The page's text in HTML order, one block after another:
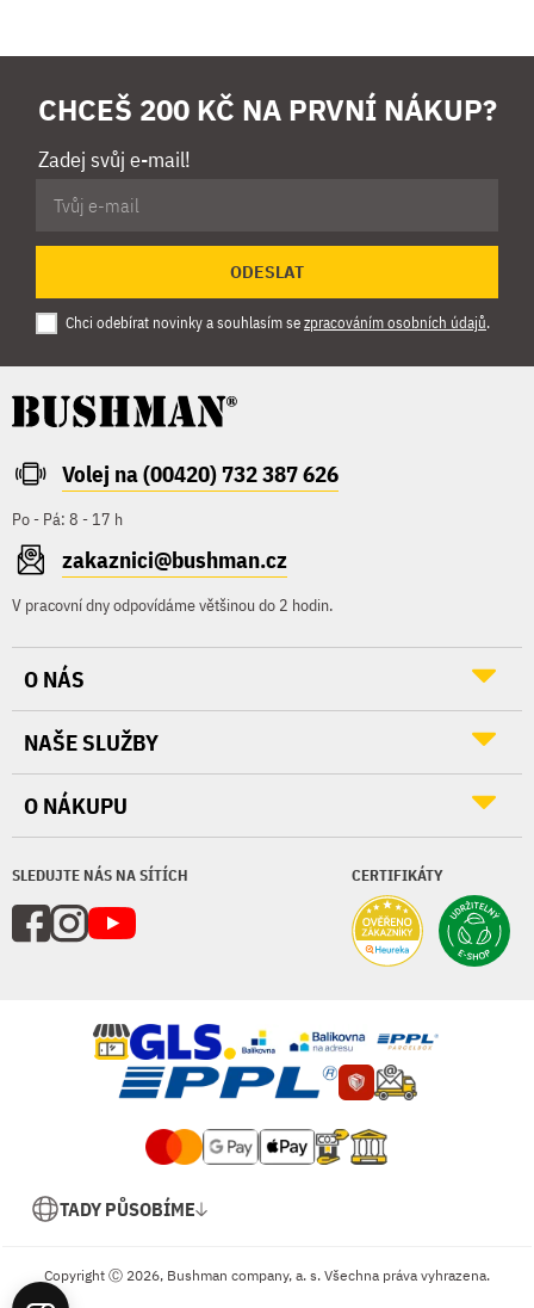
CHCEŠ 200 KČ NA PRVNÍ NÁKUP?
Zadej svůj e-mail!
ODESLAT
Chci odebírat novinky a souhlasím sezpracováním osobních údajů.
Volej na (00420) 732 387 626
Po - Pá: 8 - 17 h
zakaznici@bushman.cz
V pracovní dny odpovídáme většinou do 2 hodin.
SLEDUJTE NÁS NA SÍTÍCH CERTIFIKÁTY
O NÁS
NAŠE SLUŽBY
O NÁKUPU
TADY PŮSOBÍME
Copyright Ⓒ 2026, Bushman company, a. s. Všechna práva vyhrazena.